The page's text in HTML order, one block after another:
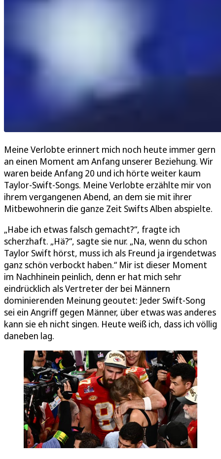
Meine Verlobte erinnert mich noch heute immer gern
an einen Moment am Anfang unserer Beziehung. Wir
waren beide Anfang 20 und ich hörte weiter kaum
Taylor-Swift-Songs. Meine Verlobte erzählte mir von
ihrem vergangenen Abend, an dem sie mit ihrer
Mitbewohnerin die ganze Zeit Swifts Alben abspielte.
„Habe ich etwas falsch gemacht?“, fragte ich
scherzhaft. „Hä?“, sagte sie nur. „Na, wenn du schon
Taylor Swift hörst, muss ich als Freund ja irgendetwas
ganz schön verbockt haben.“ Mir ist dieser Moment
im Nachhinein peinlich, denn er hat mich sehr
eindrücklich als Vertreter der bei Männern
dominierenden Meinung geoutet: Jeder Swift-Song
sei ein Angriff gegen Männer, über etwas was anderes
kann sie eh nicht singen. Heute weiß ich, dass ich völlig
daneben lag.